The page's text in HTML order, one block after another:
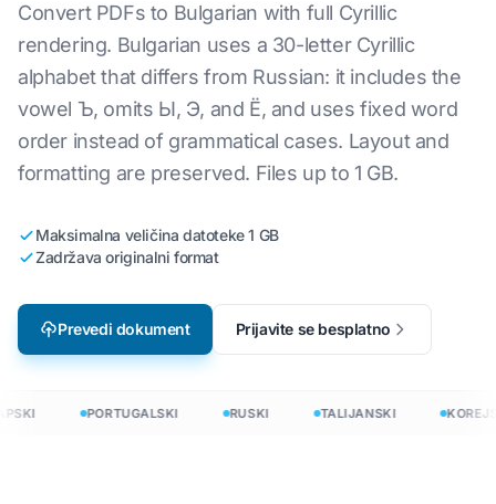
Convert PDFs to Bulgarian with full Cyrillic
rendering. Bulgarian uses a 30-letter Cyrillic
alphabet that differs from Russian: it includes the
vowel Ъ, omits Ы, Э, and Ё, and uses fixed word
order instead of grammatical cases. Layout and
formatting are preserved. Files up to 1 GB.
Maksimalna veličina datoteke 1 GB
Zadržava originalni format
Prevedi dokument Prijavite se besplatno
PORTUGALSKI RUSKI TALIJANSKI